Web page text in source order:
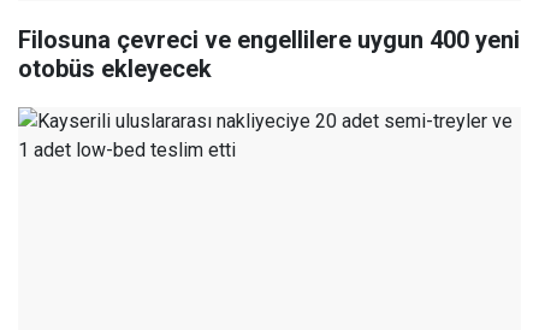
Filosuna çevreci ve engellilere uygun 400 yeni
otobüs ekleyecek